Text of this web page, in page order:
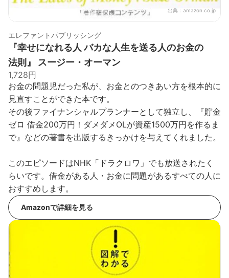
出典： amazon.co.jp
エレファントパブリッシング
『幸せになれる人 バカな人生を送る人のお金の
法則』 スージー・オーマン
1,728円
お金の問題児だった私が、お金とのつきあい方を根本的に
見直すことができた本です。
その後ファイナンシャルプランナーとして独立し、『貯金
ゼロ 借金200万円！ダメダメOLが資産1500万円を作るま
で』などの著書を出版するきっかけを与えてくれました。
このエピソードはNHK「ドラクロワ」でも放送されたく
らいです。借金がある人・お金に問題があるすべての人に
おすすめします。
Amazonで詳細を見る